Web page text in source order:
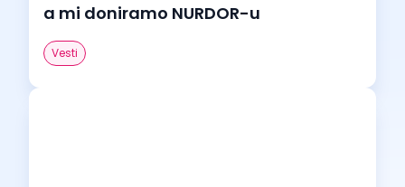
a mi doniramo NURDOR-u
Vesti